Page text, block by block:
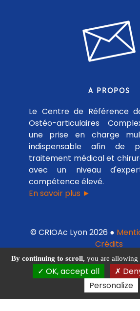
A PROPOS
Le Centre de Référence
Ostéo-articulaires
une prise en charge
indispensable afin de
traitement médical et
avec un niveau
compétence élevé.
En savoir plus ►
© CRIOAc Lyon 2026 ●
Crédits
By continuing to scroll, you are allowing
OK, accept all
Personalize